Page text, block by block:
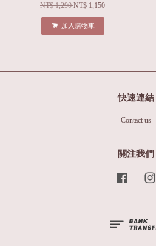
NT$ 1,290NT$ 1,150
加入購物車
快速連結
Contact us
關注我們
Facebook